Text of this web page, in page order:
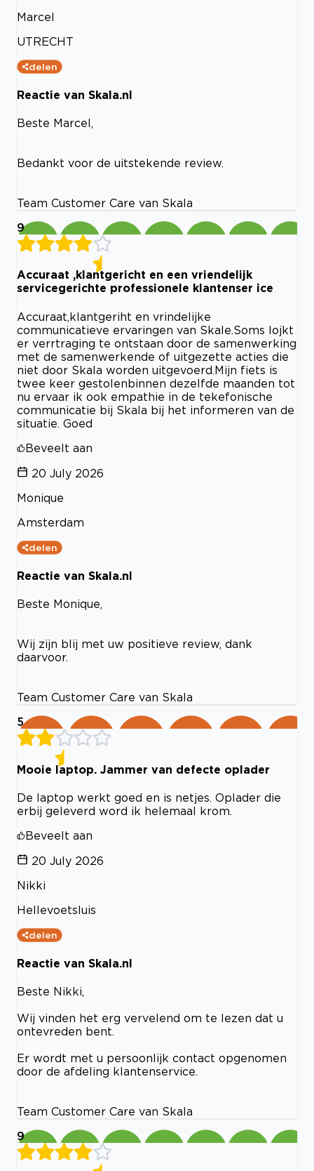
Marcel
UTRECHT
delen
Reactie van Skala.nl
Beste Marcel,
Bedankt voor de uitstekende review.
Team Customer Care van Skala
9
Accuraat ,klantgericht en een vriendelijk
servicegerichte professionele klantenser ice
Accuraat,klantgeriht en vrindelijke
communicatieve ervaringen van Skale.Soms lojkt
er verrtraging te ontstaan door de samenwerking
met de samenwerkende of uitgezette acties die
niet door Skala worden uitgevoerd.Mijn fiets is
twee keer gestolenbinnen dezelfde maanden tot
nu ervaar ik ook empathie in de tekefonische
communicatie bij Skala bij het informeren van de
situatie. Goed
Beveelt aan
20 July 2026
Monique
Amsterdam
delen
Reactie van Skala.nl
Beste Monique,
Wij zijn blij met uw positieve review, dank
daarvoor.
Team Customer Care van Skala
5
Mooie laptop. Jammer van defecte oplader
De laptop werkt goed en is netjes. Oplader die
erbij geleverd word ik helemaal krom.
Beveelt aan
20 July 2026
Nikki
Hellevoetsluis
delen
Reactie van Skala.nl
Beste Nikki,
Wij vinden het erg vervelend om te lezen dat u
ontevreden bent.
Er wordt met u persoonlijk contact opgenomen
door de afdeling klantenservice.
Team Customer Care van Skala
9